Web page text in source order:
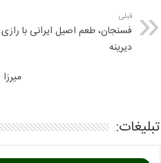
قبلی
فسنجان، طعم اصیل ایرانی با رازی
دیرینه
تبلیغات: